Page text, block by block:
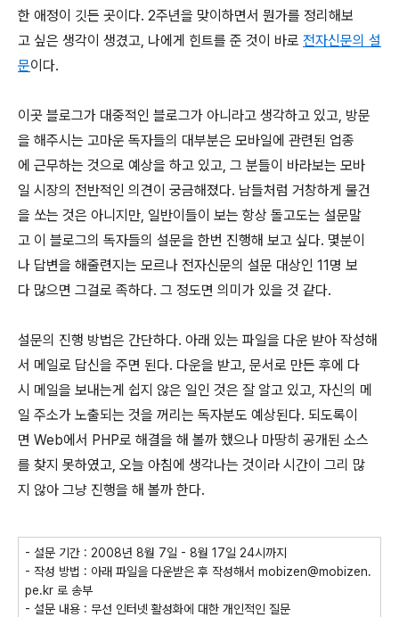
한 애정이 깃든 곳이다. 2주년을 맞이하면서 뭔가를 정리해보
고 싶은 생각이 생겼고, 나에게 힌트를 준 것이 바로 전자신문의 설
문이다.
이곳 블로그가 대중적인 블로그가 아니라고 생각하고 있고, 방문
을 해주시는 고마운 독자들의 대부분은 모바일에 관련된 업종
에 근무하는 것으로 예상을 하고 있고, 그 분들이 바라보는 모바
일 시장의 전반적인 의견이 궁금해졌다. 남들처럼 거창하게 물건
을 쏘는 것은 아니지만, 일반이들이 보는 항상 돌고도는 설문말
고 이 블로그의 독자들의 설문을 한번 진행해 보고 싶다. 몇분이
나 답변을 해줄련지는 모르나 전자신문의 설문 대상인 11명 보
다 많으면 그걸로 족하다. 그 정도면 의미가 있을 것 같다.
설문의 진행 방법은 간단하다. 아래 있는 파일을 다운 받아 작성해
서 메일로 답신을 주면 된다. 다운을 받고, 문서로 만든 후에 다
시 메일을 보내는게 쉽지 않은 일인 것은 잘 알고 있고, 자신의 메
일 주소가 노출되는 것을 꺼리는 독자분도 예상된다. 되도록이
면 Web에서 PHP로 해결을 해 볼까 했으나 마땅히 공개된 소스
를 찾지 못하였고, 오늘 아침에 생각나는 것이라 시간이 그리 많
지 않아 그냥 진행을 해 볼까 한다.
- 설문 기간 : 2008년 8월 7일 - 8월 17일 24시까지
- 작성 방법 : 아래 파일을 다운받은 후 작성해서 mobizen@mobizen.
pe.kr 로 송부
- 설문 내용 : 무선 인터넷 활성화에 대한 개인적인 질문